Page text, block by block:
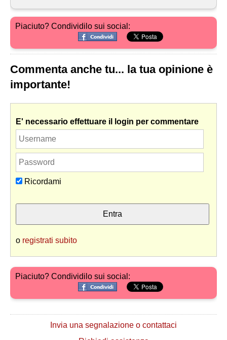
Piaciuto? Condividilo sui social:
Commenta anche tu... la tua opinione è
importante!
E' necessario effettuare il login per commentare
Ricordami
o registrati subito
Piaciuto? Condividilo sui social:
Invia una segnalazione o contattaci